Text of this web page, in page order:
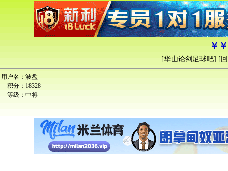
￥
[华山论剑足球吧] [
用户名： 波盘
积分： 18328
等级： 中将